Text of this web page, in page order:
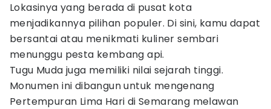
Lokasinya yang berada di pusat kota
menjadikannya pilihan populer. Di sini, kamu dapat
bersantai atau menikmati kuliner sembari
menunggu pesta kembang api.
Tugu Muda juga memiliki nilai sejarah tinggi.
Monumen ini dibangun untuk mengenang
Pertempuran Lima Hari di Semarang melawan